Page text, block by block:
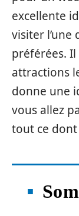
excellente
visiter l’une
préférées.
attractions
donne une
vous allez
tout ce dont